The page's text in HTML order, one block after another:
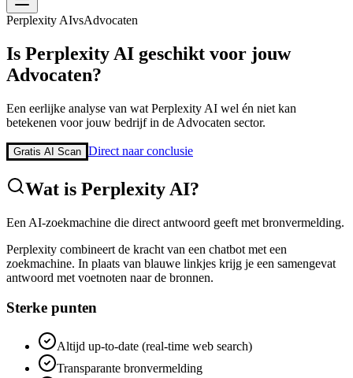
Perplexity AIvsAdvocaten
Is Perplexity AI geschikt voor jouw
Advocaten?
Een eerlijke analyse van wat Perplexity AI wel én niet kan
betekenen voor jouw bedrijf in de Advocaten sector.
Gratis AI Scan Direct naar conclusie
Wat is Perplexity AI?
Een AI-zoekmachine die direct antwoord geeft met bronvermelding.
Perplexity combineert de kracht van een chatbot met een
zoekmachine. In plaats van blauwe linkjes krijg je een samengevat
antwoord met voetnoten naar de bronnen.
Sterke punten
Altijd up-to-date (real-time web search)
Transparante bronvermelding